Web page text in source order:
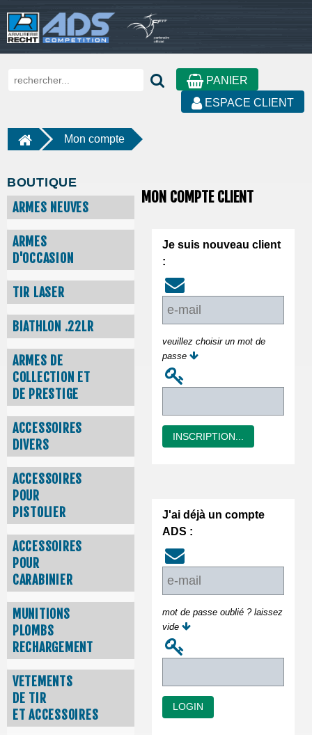
PANIER
ESPACE CLIENT
Mon compte
BOUTIQUE
ARMES NEUVES
ARMES
D'OCCASION
TIR LASER
BIATHLON .22LR
ARMES DE
COLLECTION ET
DE PRESTIGE
ACCESSOIRES
DIVERS
ACCESSOIRES
POUR
PISTOLIER
ACCESSOIRES
POUR
CARABINIER
MUNITIONS
PLOMBS
RECHARGEMENT
VETEMENTS
DE TIR
ET ACCESSOIRES
MON COMPTE CLIENT
Je suis nouveau client
:
veuillez choisir un mot de
passe
INSCRIPTION...
J'ai déjà un compte
ADS :
mot de passe oublié ? laissez
vide
LOGIN